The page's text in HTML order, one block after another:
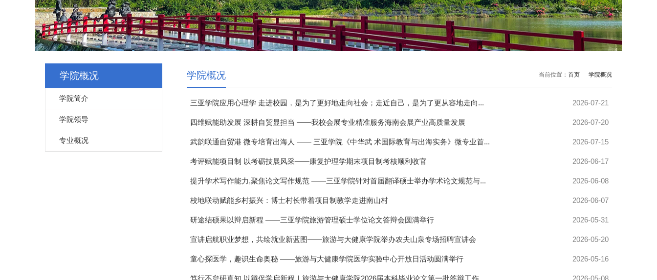
学院概况
学院简介
学院领导
专业概况
当前位置： 首页 学院概况
学院概况
三亚学院应用心理学 走进校园，是为了更好地走向社会；走近自己，是为了更从容地走向... 2026-07-21
四维赋能助发展 深耕自贸显担当 ——我校会展专业精准服务海南会展产业高质量发展 2026-07-20
武韵联通自贸港 微专培育出海人 —— 三亚学院《中华武 术国际教育与出海实务》微专业首... 2026-07-15
考评赋能项目制 以考砺技展风采——康复护理学期末项目制考核顺利收官 2026-06-17
提升学术写作能力,聚焦论文写作规范 ——三亚学院针对首届翻译硕士举办学术论文规范与... 2026-06-08
校地联动赋能乡村振兴：博士村长带着项目制教学走进南山村 2026-06-07
研途结硕果以辩启新程 ——三亚学院旅游管理硕士学位论文答辩会圆满举行 2026-05-31
宣讲启航职业梦想，共绘就业新蓝图——旅游与大健康学院举办农夫山泉专场招聘宣讲会 2026-05-20
童心探医学，趣识生命奥秘 ——旅游与大健康学院医学实验中心开放日活动圆满举行 2026-05-16
笃行不怠研真知 以辩促学启新程｜旅游与大健康学院2026届本科毕业论文第一批答辩工作... 2026-05-08